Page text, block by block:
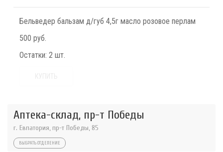
Бельведер бальзам д/губ 4,5г масло розовое перлам
500 руб.
Остатки: 2 шт.
Аптека-склад, пр-т Победы
г. Евпатория, пр-т Победы, 85
ВЫБРАТЬ ОТДЕЛЕНИЕ